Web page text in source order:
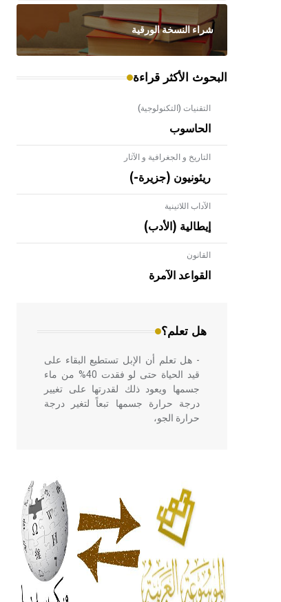
شراء النسخة الورقية
البحوث الأكثر قراءة
التقنيات (التكنولوجية)
الحاسوب
التاريخ و الجغرافية و الآثار
ريئونيون (جزيرة-)
الآداب اللاتينية
إيطالية (الأدب)
القانون
القواعد الآمرة
هل تعلم؟
- هل تعلم أن الأبلق نوع من الفنون
الهندسية التي ارتبطت بالعمارة الإسلامية
في بلاد الشام ومصر خاصة، حيث يحرص
- هل تعلم أن الإبل تستطيع البقاء على
قيد الحياة حتى لو فقدت 40% من ماء
جسمها ويعود ذلك لقدرتها على تغيير
درجة حرارة جسمها تبعاً لتغير درجة
حرارة الجو،
أربعة مؤلفات هي: الحكم، الأدلة، تنظيم
التغذية، ورسالته في جروح الرأس.
ويعود له الفضل بأنه حرر الطب من
الدين والفلسفة.
- هل تعلم أن المرجان إفراز حيواني
يتكون في البحر ويتركب من مادة
كربونات الكلسيوم، وهو أحمر أو شديد